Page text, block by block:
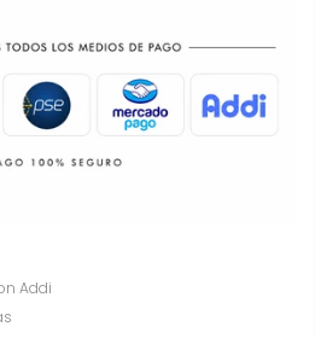
Addi